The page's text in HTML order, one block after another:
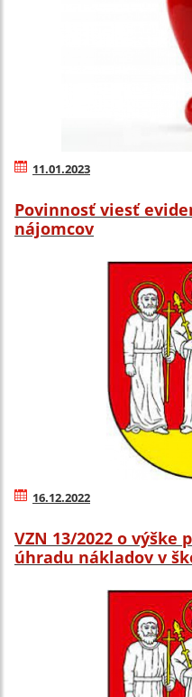
11.01.2023
Povinnosť viesť
nájomcov
16.12.2022
VZN 13/2022 o výške
úhradu nákladov v